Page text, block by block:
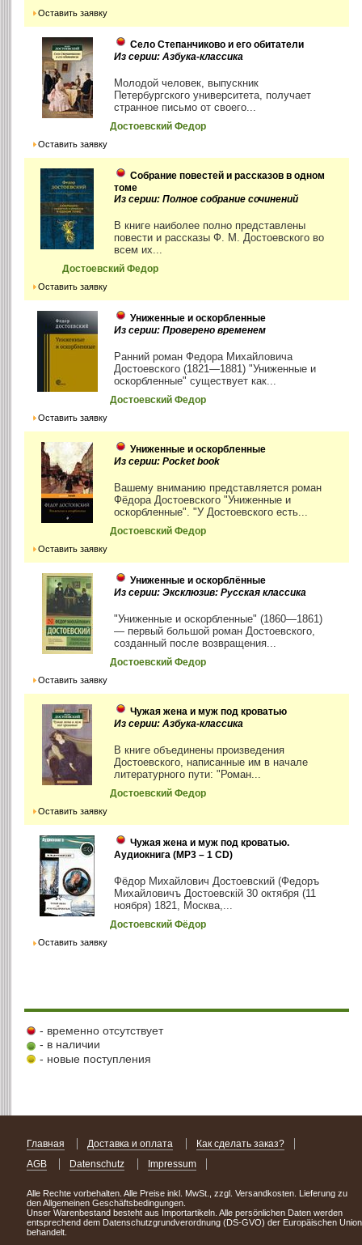
Оставить заявку
Село Степанчиково и его обитатели
Из серии: Азбука-классика
Молодой человек, выпускник
Петербургского университета, получает
странное письмо от своего...
Достоевский Федор
Оставить заявку
Собрание повестей и рассказов в одном
томе
Из серии: Полное собрание сочинений
В книге наиболее полно представлены
повести и рассказы Ф. М. Достоевского во
всем их...
Достоевский Федор
Оставить заявку
Униженные и оскорбленные
Из серии: Проверено временем
Ранний роман Федора Михайловича
Достоевского (1821—1881) "Униженные и
оскорбленные" существует как...
Достоевский Федор
Оставить заявку
Униженные и оскорбленные
Из серии: Pocket book
Вашему вниманию представляется роман
Фёдора Достоевского "Униженные и
оскорбленные". "У Достоевского есть...
Достоевский Федор
Оставить заявку
Униженные и оскорблённые
Из серии: Эксклюзив: Русская классика
"Униженные и оскорбленные" (1860—1861)
— первый большой роман Достоевского,
созданный после возвращения...
Достоевский Федор
Оставить заявку
Чужая жена и муж под кроватью
Из серии: Азбука-классика
В книге объединены произведения
Достоевского, написанные им в начале
литературного пути: "Роман...
Достоевский Федор
Оставить заявку
Чужая жена и муж под кроватью.
Аудиокнига (MP3 – 1 CD)
Фёдор Михайлович Достоевский (Федоръ
Михайловичъ Достоевскiй 30 октября (11
ноября) 1821, Москва,...
Достоевский Фёдор
Оставить заявку
- временно отсутствует
- в наличии
- новые поступления
Главная Доставка и оплата
Как сделать заказ?
AGB
Datenschutz Impressum
Alle Rechte vorbehalten. Alle Preise inkl. MwSt., zzgl. Versandkosten. Lieferung zu
den Allgemeinen Geschäftsbedingungen.
Unser Warenbestand besteht aus Importartikeln. Alle persönlichen Daten werden
entsprechend dem Datenschutzgrundverordnung (DS-GVO) der Europäischen Union
behandelt.